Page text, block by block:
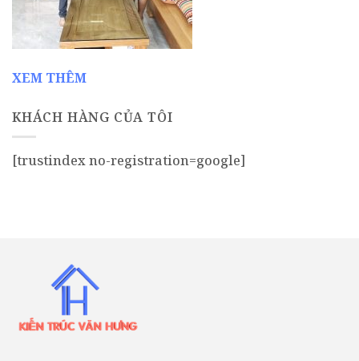
XEM THÊM
KHÁCH HÀNG CỦA TÔI
[trustindex no-registration=google]